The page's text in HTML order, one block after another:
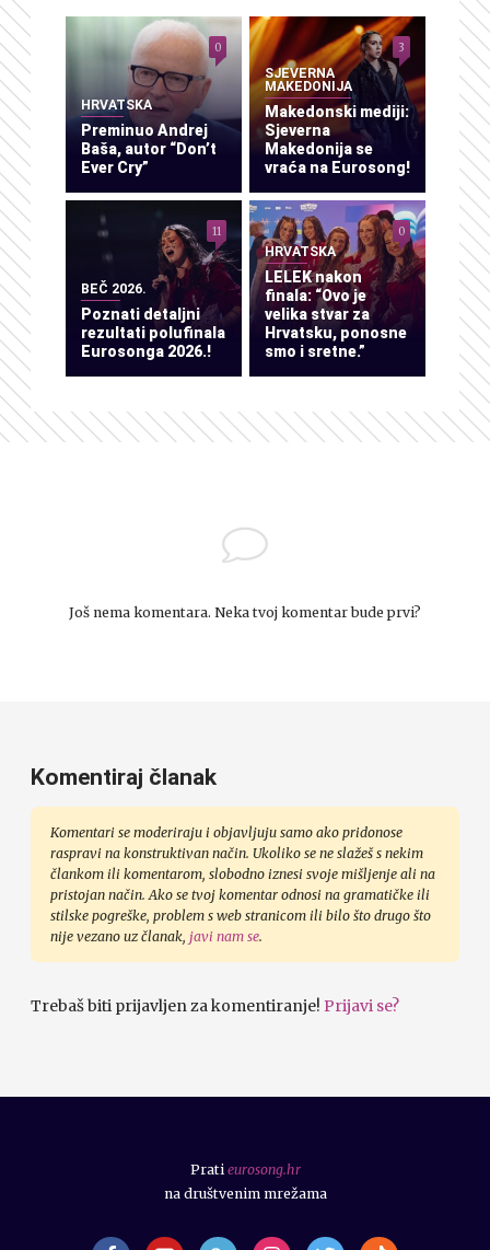
HRVATSKA
Preminuo Andrej
Baša, autor “Don’t
Ever Cry”
0
SJEVERNA
MAKEDONIJA
Makedonski mediji:
Sjeverna
Makedonija se
vraća na Eurosong!
3
BEČ 2026.
Poznati detaljni
rezultati polufinala
Eurosonga 2026.!
11
HRVATSKA
LELEK nakon
finala: “Ovo je
velika stvar za
Hrvatsku, ponosne
smo i sretne.”
0
Još nema komentara. Neka tvoj komentar bude prvi?
Komentiraj članak
Komentari se moderiraju i objavljuju samo ako pridonose
raspravi na konstruktivan način. Ukoliko se ne slažeš s nekim
člankom ili komentarom, slobodno iznesi svoje mišljenje ali na
pristojan način. Ako se tvoj komentar odnosi na gramatičke ili
stilske pogreške, problem s web stranicom ili bilo što drugo što
nije vezano uz članak, javi nam se.
Trebaš biti prijavljen za komentiranje! Prijavi se?
Prati eurosong.hr
na društvenim mrežama